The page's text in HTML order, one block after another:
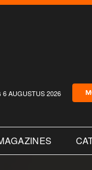
6 AUGUSTUS 2026